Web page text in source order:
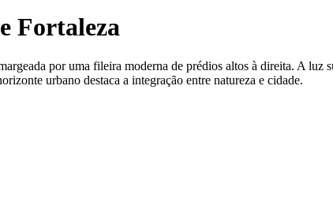
Fortaleza
por uma fileira moderna de prédios altos à direita. A
urbano destaca a integração entre natureza e cidade.